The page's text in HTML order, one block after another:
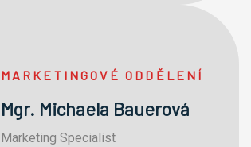
MARKETINGOVÉ ODDĚLENÍ
Mgr. Michaela Bauerová
Marketing Specialist